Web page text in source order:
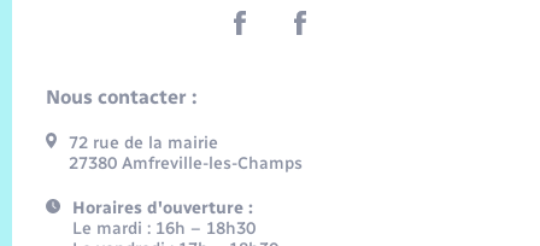
Nous contacter :
72 rue de la mairie
27380 Amfreville-les-Champs
Horaires d'ouverture :
Le mardi : 16h – 18h30